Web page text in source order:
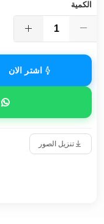
الكمية
اشتر الان
تنزيل الصور